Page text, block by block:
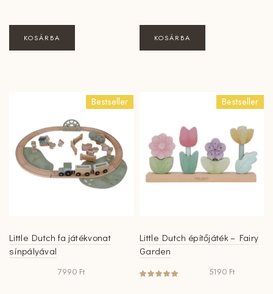
KOSÁRBA KOSÁRBA
Bestseller
Little Dutch fa játékvonat
sínpályával
7990 Ft
Bestseller
Little Dutch építőjáték – Fairy
Garden
5190 Ft